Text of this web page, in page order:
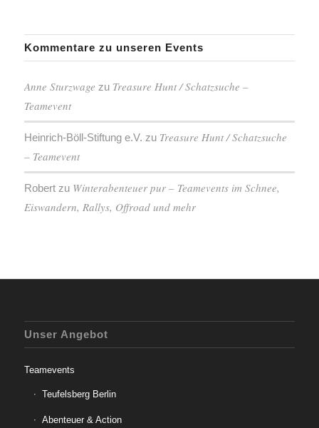
Kommentare zu unseren Events
Anne Sturzwage zu Treasure Hunt / Schatzsuche –
Teamevent
Heinrich-Böll-Stiftung e.V. zu Treasure Hunt / Schatzsuche
– Teamevent
Robertzu Winterabenteuer pur – Teamevents im Schnee,
Eiswandern, Rallys, Offroad und mehr
Unser Angebot
Teamevents
Teufelsberg Berlin
Abenteuer & Action